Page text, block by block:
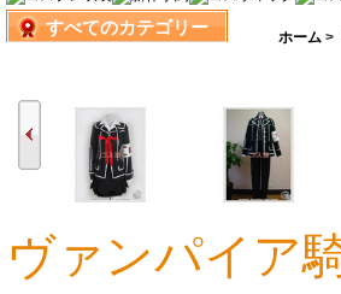
娘すべてのカテゴリー ホーム >
19,788円 19,788円
ヴァンパイア